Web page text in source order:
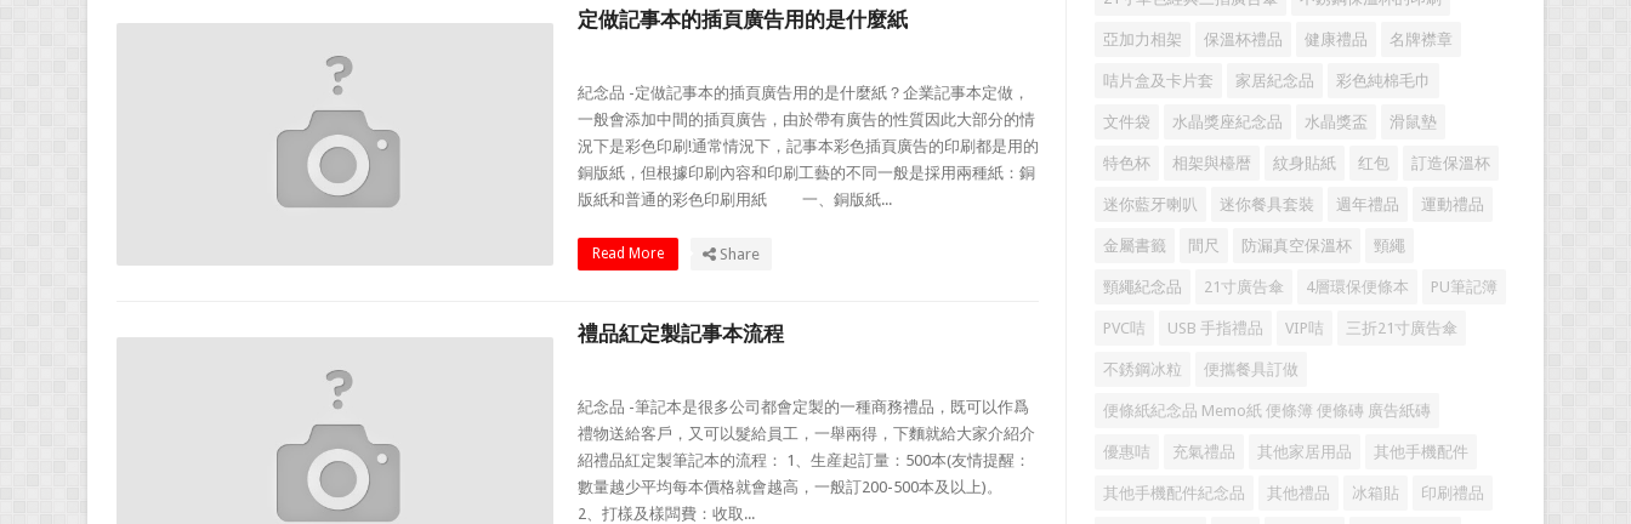
定做記事本的插頁廣告用的是什麼紙
紀念品 -定做記事本的插頁廣告用的是什麼紙？企業記事本定做，
一般會添加中間的插頁廣告，由於帶有廣告的性質因此大部分的情
況下是彩色印刷!通常情況下，記事本彩色插頁廣告的印刷都是用的
銅版紙，但根據印刷內容和印刷工藝的不同一般是採用兩種紙：銅
版紙和普通的彩色印刷用紙 一、銅版紙...
Read More Share
禮品紅定製記事本流程
紀念品 -筆記本是很多公司都會定製的一種商務禮品，既可以作爲
禮物送給客戶，又可以髮給員工，一舉兩得，下麵就給大家介紹介
紹禮品紅定製筆記本的流程： 1、生産起訂量：500本(友情提醒：
數量越少平均每本價格就會越高，一般訂200-500本及以上)。
2、打樣及樣闆費：收取...
亞加力相架 保溫杯禮品 健康禮品 名牌襟章
咭片盒及卡片套 家居紀念品 彩色純棉毛巾
文件袋 水晶獎座紀念品 水晶獎盃 滑鼠墊
特色杯 相架與檯暦 紋身貼紙 红包 訂造保溫杯
迷你藍牙喇叭 迷你餐具套裝 週年禮品 運動禮品
金屬書籤 間尺 防漏真空保溫杯 頸繩
頸繩紀念品 21寸廣告傘 4層環保便條本 PU筆記簿
PVC咭 USB 手指禮品 VIP咭 三折21寸廣告傘
不銹鋼冰粒 便攜餐具訂做
便條紙紀念品 Memo紙 便條簿 便條磚 廣告紙磚
優惠咭 充氣禮品 其他家居用品 其他手機配件
其他手機配件紀念品 其他禮品 冰箱貼 印刷禮品